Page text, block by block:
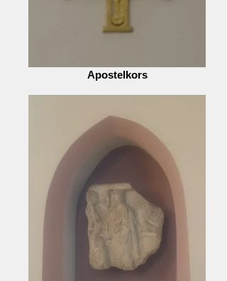
Apostelkors